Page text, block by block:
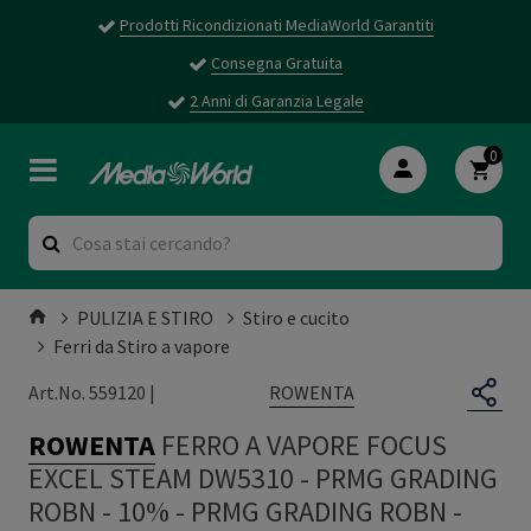
Prodotti Ricondizionati MediaWorld Garantiti
Consegna Gratuita
2 Anni di Garanzia Legale
0
PULIZIA E STIRO
Stiro e cucito
Ferri da Stiro a vapore
Art.No. 559120 |
ROWENTA
ROWENTA FERRO A VAPORE FOCUS
EXCEL STEAM DW5310 - PRMG GRADING
ROBN - 10% - PRMG GRADING ROBN -